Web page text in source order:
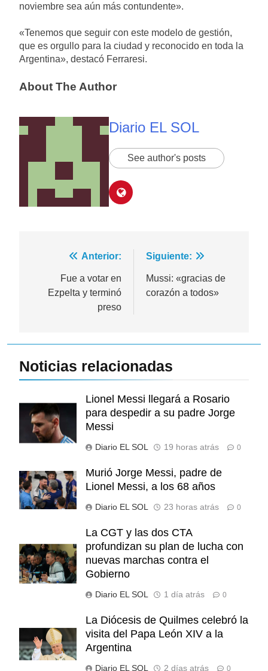
noviembre sea aún más contundente».
«Tenemos que seguir con este modelo de gestión,
que es orgullo para la ciudad y reconocido en toda la
Argentina», destacó Ferraresi.
About The Author
Diario EL SOL
See author's posts
Navegación
entradas
Anterior:
Fue a votar en
Ezpelta y terminó
preso
Siguiente:
Mussi: «gracias de
corazón a todos»
Noticias relacionadas
Lionel Messi llegará a Rosario
para despedir a su padre Jorge
Messi
Diario EL SOL 19 horas atrás 0
Murió Jorge Messi, padre de
Lionel Messi, a los 68 años
Diario EL SOL 23 horas atrás 0
La CGT y las dos CTA
profundizan su plan de lucha con
nuevas marchas contra el
Gobierno
Diario EL SOL 1 día atrás 0
La Diócesis de Quilmes celebró la
visita del Papa León XIV a la
Argentina
Diario EL SOL 2 días atrás 0